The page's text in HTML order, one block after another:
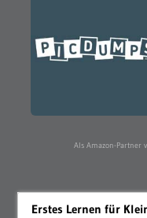
Als Amazon-Partner
Erstes Lernen für